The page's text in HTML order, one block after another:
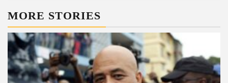
MORE STORIES